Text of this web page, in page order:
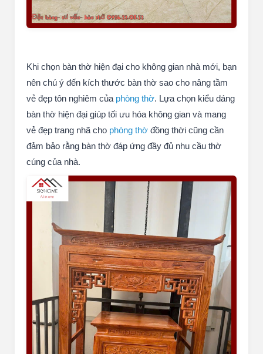
Khi chọn bàn thờ hiện đại cho không gian nhà mới, bạn
nên chú ý đến kích thước bàn thờ sao cho nâng tầm
vẻ đẹp tôn nghiêm của phòng thờ. Lựa chọn kiểu dáng
bàn thờ hiện đại giúp tối ưu hóa không gian và mang
vẻ đẹp trang nhã cho phòng thờ đồng thời cũng cần
đảm bảo rằng bàn thờ đáp ứng đầy đủ nhu cầu thờ
cúng của nhà.